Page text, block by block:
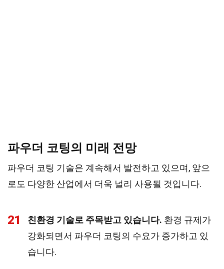
파우더 코팅의 미래 전망
파우더 코팅 기술은 계속해서 발전하고 있으며, 앞으
로도 다양한 산업에서 더욱 널리 사용될 것입니다.
21 친환경 기술로 주목받고 있습니다. 환경 규제가
강화되면서 파우더 코팅의 수요가 증가하고 있
습니다.